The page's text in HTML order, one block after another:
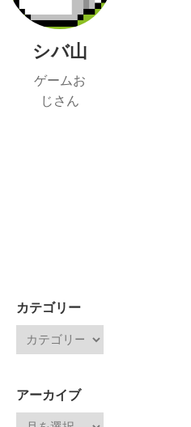
シバ山
ゲームお
じさん
カテゴリー
アーカイブ